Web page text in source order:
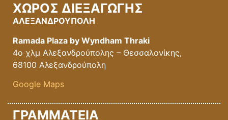
ΧΩΡΟΣ ΔΙΕΞΑΓΩΓΗΣ
ΑΛΕΞΑΝΔΡΟΥΠΟΛΗ
Ramada Plaza by Wyndham Thraki
4ο χλμ Αλεξανδρούπολης – Θεσσαλονίκης,
68100 Αλεξανδρούπολη
Google Maps
ΓΡΑΜΜΑΤΕΙΑ